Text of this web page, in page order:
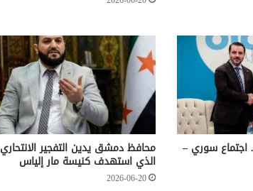
اجتماع سوري – محافظ دمشق يدين التفجير الانتحاري
الذي استهدف كنيسة مار إلياس
2026-06-20